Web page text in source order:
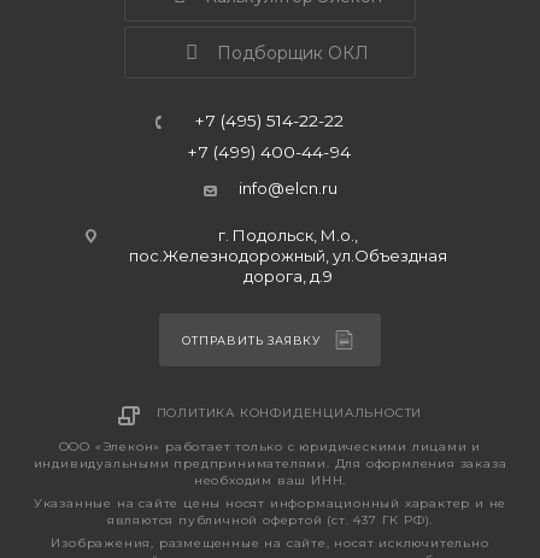
Подборщик ОКЛ
+7 (495) 514-22-22
+7 (499) 400-44-94
info@elcn.ru
г. Подольск, М.о.,
пос.Железнодорожный, ул.Объездная
дорога, д.9
ОТПРАВИТЬ ЗАЯВКУ
ПОЛИТИКА КОНФИДЕНЦИАЛЬНОСТИ
ООО «Элекон» работает только с юридическими лицами и
индивидуальными предпринимателями. Для оформления заказа
необходим ваш ИНН.
Указанные на сайте цены носят информационный характер и не
являются публичной офертой (ст. 437 ГК РФ).
Изображения, размещенные на сайте, носят исключительно